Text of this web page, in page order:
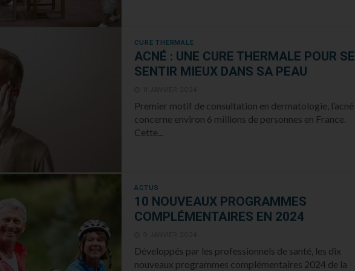
CURE THERMALE
ACNÉ : UNE CURE THERMALE POUR SE
SENTIR MIEUX DANS SA PEAU
Premier motif de consultation en dermatologie, l’acné
concerne environ 6 millions de personnes en France.
Cette...
ACTUS
10 NOUVEAUX PROGRAMMES
COMPLÉMENTAIRES EN 2024
Développés par les professionnels de santé, les dix
nouveaux programmes complémentaires 2024 de la